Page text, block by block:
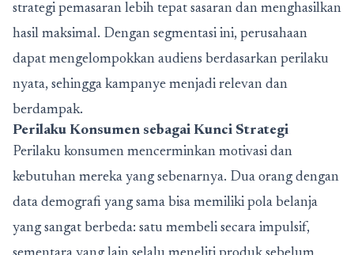
strategi pemasaran lebih tepat sasaran dan menghasilkan
hasil maksimal. Dengan segmentasi ini, perusahaan
dapat mengelompokkan audiens berdasarkan perilaku
nyata, sehingga kampanye menjadi relevan dan
berdampak.
Perilaku Konsumen sebagai Kunci Strategi
Perilaku konsumen mencerminkan motivasi dan
kebutuhan mereka yang sebenarnya. Dua orang dengan
data demografi yang sama bisa memiliki pola belanja
yang sangat berbeda: satu membeli secara impulsif,